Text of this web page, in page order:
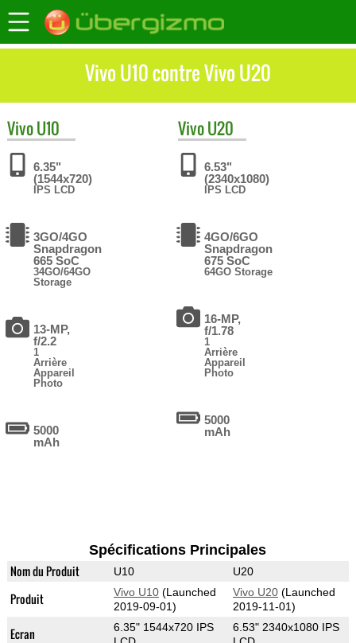
Vivo U10 contre Vivo U20
VivoU10
6.35"
(1544x720)
IPS LCD
3GO/4GO
Snapdragon
665 SoC
34GO/64GO
Storage
13-MP,
f/2.2
1
Arrière
Appareil
Photo
5000
mAh
VivoU20
6.53"
(2340x1080)
IPS LCD
4GO/6GO
Snapdragon
675 SoC
64GO Storage
16-MP,
f/1.78
1
Arrière
Appareil
Photo
5000
mAh
Spécifications Principales
Nom du Produit U10 U20
Produit Vivo U10(Launched
2019-09-01)
Vivo U20(Launched
2019-11-01)
Ecran
6.35" 1544x720 IPS
6.53" 2340x1080 IPS